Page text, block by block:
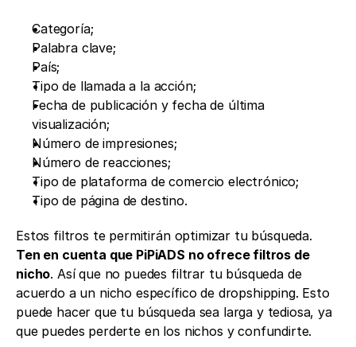
Categoría;
Palabra clave;
País;
Tipo de llamada a la acción;
Fecha de publicación y fecha de última
visualización;
Número de impresiones;
Número de reacciones;
Tipo de plataforma de comercio electrónico;
Tipo de página de destino.
Ten en cuenta que PiPiADS no ofrece filtros de
nicho. Así que no puedes filtrar tu búsqueda de
acuerdo a un nicho específico de dropshipping. Esto
puede hacer que tu búsqueda sea larga y tediosa, ya
que puedes perderte en los nichos y confundirte.